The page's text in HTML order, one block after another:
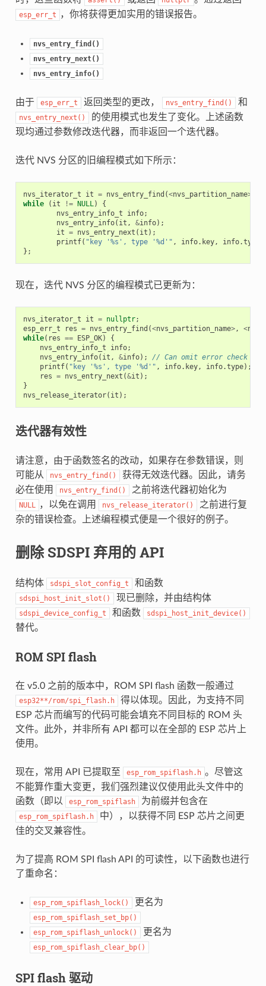
esp_err_t ，你将获得更加实用的错误报告。
nvs_entry_find()
nvs_entry_next()
nvs_entry_info()
由于 esp_err_t 返回类型的更改， nvs_entry_find() 和
nvs_entry_next()
的使用模式也发生了变化。上述函数
现均通过参数修改迭代器，而非返回一个迭代器。
迭代 NVS 分区的旧编程模式如下所示：
nvs_iterator_t it = nvs_entry_find (<nvs_partition_name>
while
( it != NULL)
{
nvs_entry_info_t
info;
nvs_entry_info( it , &info);
it = nvs_entry_next ( it );
printf( "key '%s', type '%d'" , info. key, info.type
};
现在，迭代 NVS 分区的编程模式已更新为：
nvs_iterator_t it = nullptr;
esp_err_t
res = nvs_entry_find (<nvs_partition_name>, <
while( res == ESP_OK)
{
nvs_entry_info_t
info;
nvs_entry_info( it , &info);
// Can omit error check if
printf( "key '%s', type '%d'" , info. key, info.type);
res = nvs_entry_next (&it );
}
nvs_release_iterator( it );
迭代器有效性
请注意，由于函数签名的改动，如果存在参数错误，则
可能从
nvs_entry_find()
获得无效迭代器。因此，请务
必在使用
nvs_entry_find() 之前将迭代器初始化为
NULL ，以免在调用 nvs_release_iterator()
之前进行复
杂的错误检查。上述编程模式便是一个很好的例子。
删除 SDSPI 弃用的 API
结构体 sdspi_slot_config_t 和函数
sdspi_host_init_slot() 现已删除，并由结构体
sdspi_device_config_t 和函数 sdspi_host_init_device()
替代。
ROM SPI flash
在 v5.0 之前的版本中，ROM SPI flash 函数一般通过
esp32**/rom/spi_flash.h
得以体现。因此，为支持不同
ESP 芯片而编写的代码可能会填充不同目标的 ROM 头
文件。此外，并非所有 API 都可以在全部的 ESP 芯片上
使用。
现在，常用 API 已提取至 esp_rom_spiflash.h 。尽管这
不能算作重大变更，我们强烈建议仅使用此头文件中的
函数（即以
esp_rom_spiflash 为前缀并包含在
esp_rom_spiflash.h
中），以获得不同 ESP 芯片之间更
佳的交叉兼容性。
为了提高 ROM SPI flash API 的可读性，以下函数也进行
了重命名：
esp_rom_spiflash_lock() 更名为
esp_rom_spiflash_set_bp()
esp_rom_spiflash_unlock()
更名为
esp_rom_spiflash_clear_bp()
SPI flash 驱动